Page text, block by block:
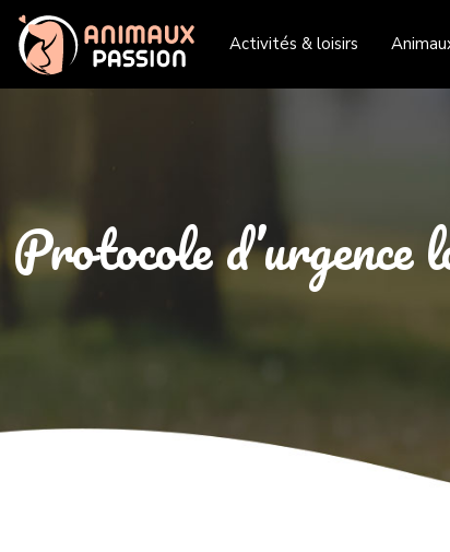
Activités & loisirs
Protocole